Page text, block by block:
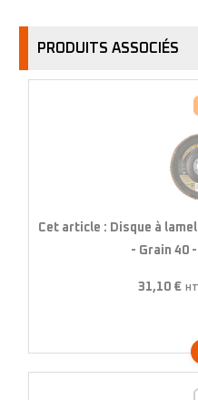
PRODUITS ASSOCIÉS
-
Cet article : Disque à
- Grain 40
31,10 € HT